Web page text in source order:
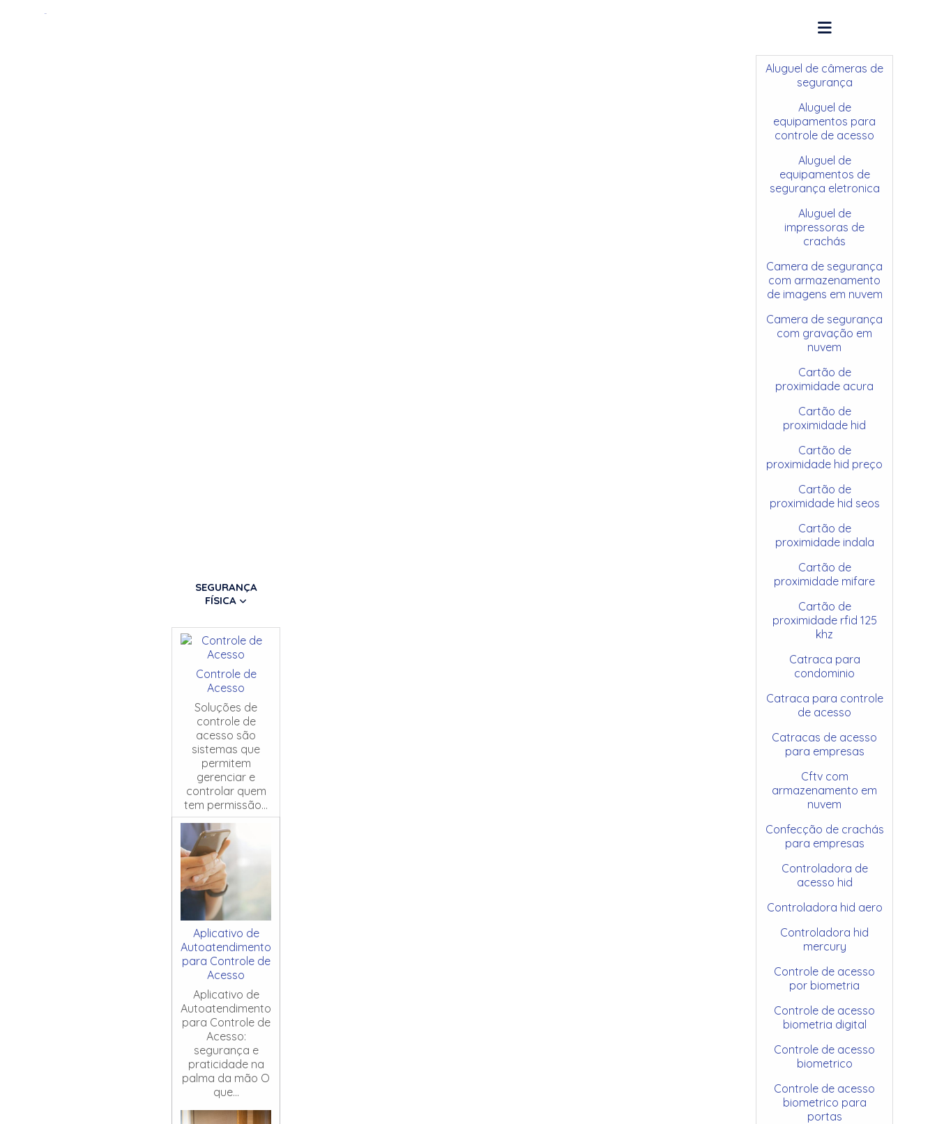
SEGURANÇA
FÍSICA
Controle de
Acesso
Soluções de
controle de
acesso são
sistemas que
permitem
gerenciar e
controlar quem
tem permissão...
Aplicativo de
Autoatendimento
para Controle de
Acesso
Aplicativo de
Autoatendimento
para Controle de
Acesso:
segurança e
praticidade na
palma da mão O
que...
Aluguel de câmeras de
segurança
Aluguel de
equipamentos para
controle de acesso
Aluguel de
equipamentos de
segurança eletronica
Aluguel de
impressoras de
crachás
Camera de segurança
com armazenamento
de imagens em nuvem
Camera de segurança
com gravação em
nuvem
Cartão de
proximidade acura
Cartão de
proximidade hid
Cartão de
proximidade hid preço
Cartão de
proximidade hid seos
Cartão de
proximidade indala
Cartão de
proximidade mifare
Cartão de
proximidade rfid 125
khz
Catraca para
condominio
Catraca para controle
de acesso
Catracas de acesso
para empresas
Cftv com
armazenamento em
nuvem
Confecção de crachás
para empresas
Controladora de
acesso hid
Controladora hid aero
Controladora hid
mercury
Controle de acesso
por biometria
Controle de acesso
biometria digital
Controle de acesso
biometrico
Controle de acesso
biometrico para
portas